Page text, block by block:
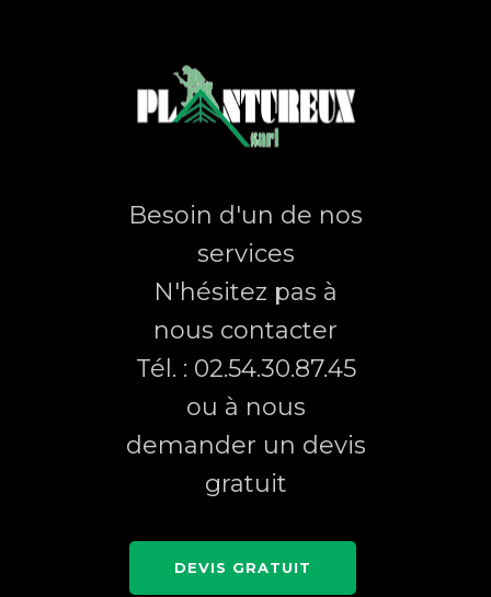
Besoin d'un de nos
services
N'hésitez pas à
nous contacter
Tél. : 02.54.30.87.45
ou à nous
demander un devis
gratuit
DEVIS GRATUIT